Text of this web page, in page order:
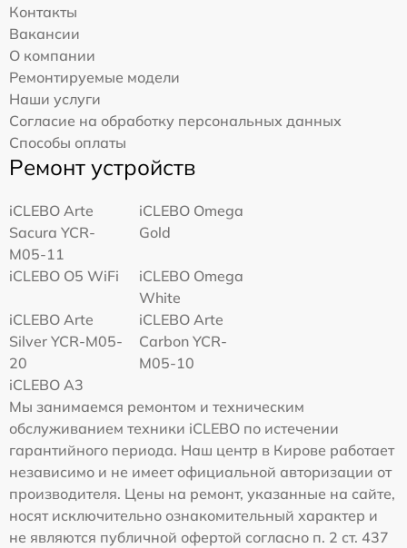
Контакты
Вакансии
О компании
Ремонтируемые модели
Наши услуги
Согласие на обработку персональных данных
Способы оплаты
Ремонт устройств
iCLEBO Arte
Sacura YCR-
M05-11
iCLEBO Omega
Gold
iCLEBO O5 WiFi
iCLEBO Omega
White
iCLEBO Arte
Silver YCR-M05-
20
iCLEBO Arte
Carbon YCR-
M05-10
iCLEBO A3
Мы занимаемся ремонтом и техническим
обслуживанием техники iCLEBO по истечении
гарантийного периода. Наш центр в Кирове работает
независимо и не имеет официальной авторизации от
производителя. Цены на ремонт, указанные на сайте,
носят исключительно ознакомительный характер и
не являются публичной офертой согласно п. 2 ст. 437